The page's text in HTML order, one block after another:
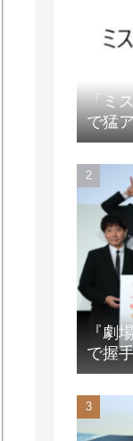
「ミ
で猛
『劇
で握
想い